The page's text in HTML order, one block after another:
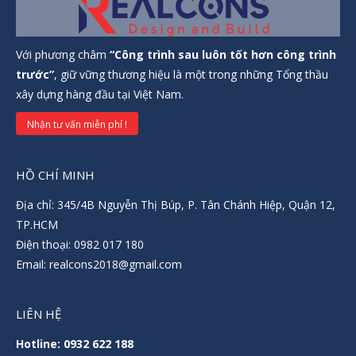
Với phương châm “Công trình sau luôn tốt hơn công trình
trước”, giữ vững thương hiệu là một trong những Tổng thầu
xây dựng hàng đầu tại Việt Nam.
Nhận tư vấn miễn phí !
HỒ CHÍ MINH
Địa chỉ: 345/4B Nguyễn Thị Búp, P. Tân Chánh Hiệp, Quận 12,
TP.HCM
Điện thoại: 0982 017 180
Email: realcons2018@gmail.com
LIÊN HỆ
Hotline: 0932 622 188